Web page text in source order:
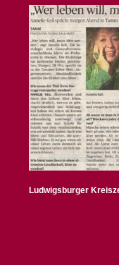
Ludwigsburger